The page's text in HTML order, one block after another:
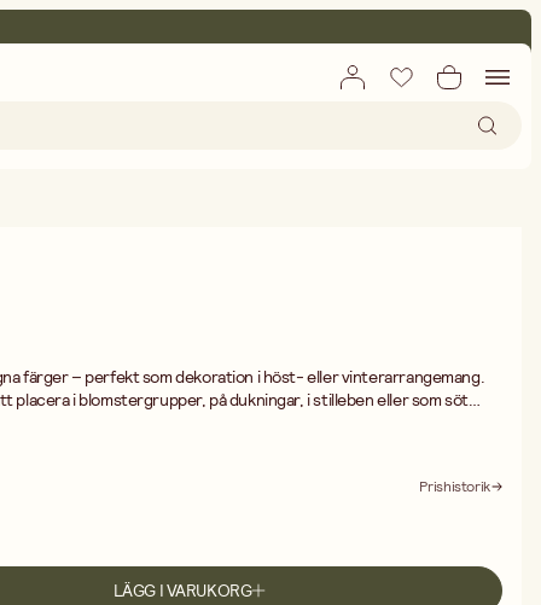
färger – perfekt som dekoration i höst- eller vinterarrangemang.
placera i blomstergrupper, på dukningar, i stilleben eller som söt
i julpyntade miljöer där du vill addera en lekfull och varm känsla.
Prishistorik
LÄGG I VARUKORG